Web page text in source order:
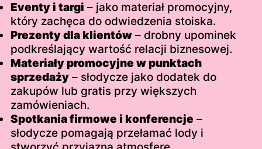
Eventy i targi – jako materiał promocyjny,
który zachęca do odwiedzenia stoiska.
Prezenty dla klientów– drobny upominek
podkreślający wartość relacji biznesowej.
Materiały promocyjne w punktach
sprzedaży– słodycze jako dodatek do
zakupów lub gratis przy większych
zamówieniach.
Spotkania firmowe i konferencje –
słodycze pomagają przełamać lody i